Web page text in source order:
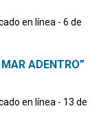
en línea - 6 de
ADENTRO”
en línea - 13 de